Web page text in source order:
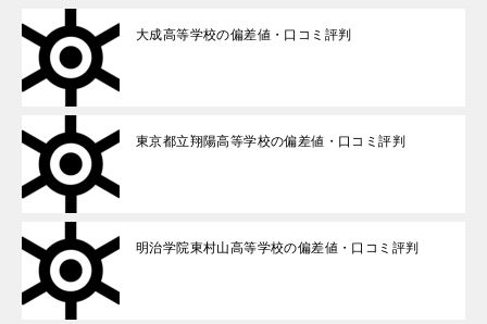
大成高等学校の偏差値・口コミ評判
東京都立翔陽高等学校の偏差値・口コミ評判
明治学院東村山高等学校の偏差値・口コミ評判